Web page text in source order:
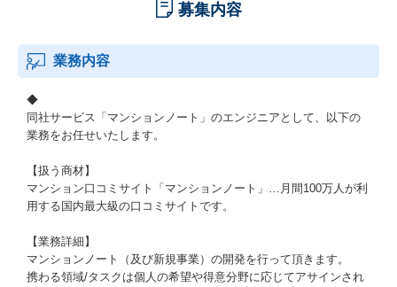
募集内容
業務内容
◆
同社サービス「マンションノート」のエンジニアとして、以下の
業務をお任せいたします。
【扱う商材】
マンション口コミサイト「マンションノート」…月間100万人が利
用する国内最大級の口コミサイトです。
【業務詳細】
マンションノート（及び新規事業）の開発を行って頂きます。
携わる領域/タスクは個人の希望や得意分野に応じてアサインされ